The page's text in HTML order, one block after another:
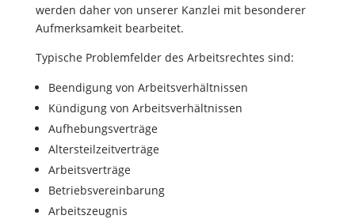
werden daher von unserer Kanzlei mit besonderer
Aufmerksamkeit bearbeitet.
Typische Problemfelder des Arbeitsrechtes sind:
Beendigung von Arbeitsverhältnissen
Kündigung von Arbeitsverhältnissen
Aufhebungsverträge
Altersteilzeitverträge
Arbeitsverträge
Betriebsvereinbarung
Arbeitszeugnis